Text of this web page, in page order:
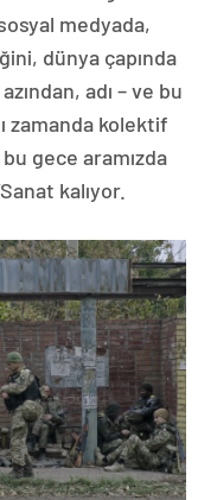
medyada,
dünya çapında
adı – ve bu
zamanda kolektif
gece aramızda
kalıyor.